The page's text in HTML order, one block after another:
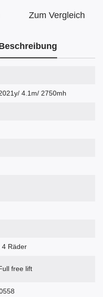
Zum Vergleich
4.1m/ 2750mh
4 Räder
free lift